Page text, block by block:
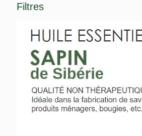
Filtres